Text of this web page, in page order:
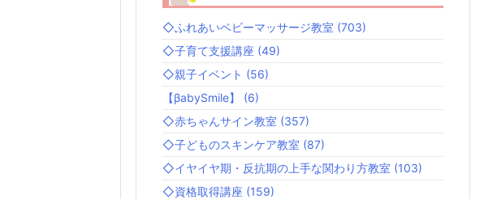
◇ふれあいベビーマッサージ教室 (703)
◇子育て支援講座 (49)
◇親子イベント (56)
【βabySmile】 (6)
◇赤ちゃんサイン教室 (357)
◇子どものスキンケア教室 (87)
◇イヤイヤ期・反抗期の上手な関わり方教室 (103)
◇資格取得講座 (159)